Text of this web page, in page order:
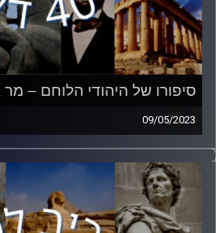
סיפורו של היהודי הלוחם – מר
09/05/2023
500 אלף יהודים לחמו בשורות
הנאצי. לכבוד יום הניצחון על הנאצים,
הווטרנים הישראלית מר אברהם
סיפורו האישי במלחמה, השפעתה
משפחתו והשלכותיה הכבדות.